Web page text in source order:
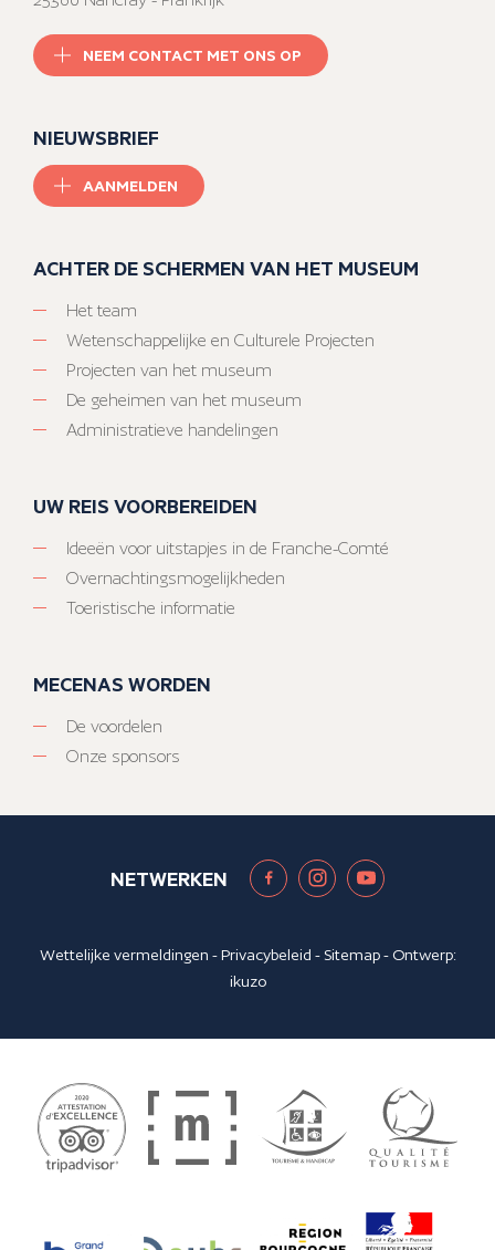
NEEM CONTACT MET ONS OP
NIEUWSBRIEF
AANMELDEN
ACHTER DE SCHERMEN VAN HET MUSEUM
Het team
Wetenschappelijke en Culturele Projecten
Projecten van het museum
De geheimen van het museum
Administratieve handelingen
UW REIS VOORBEREIDEN
Ideeën voor uitstapjes in de Franche-Comté
Overnachtingsmogelijkheden
Toeristische informatie
MECENAS WORDEN
De voordelen
Onze sponsors
NETWERKEN
Wettelijke vermeldingen -Privacybeleid - Sitemap- Ontwerp:
ikuzo